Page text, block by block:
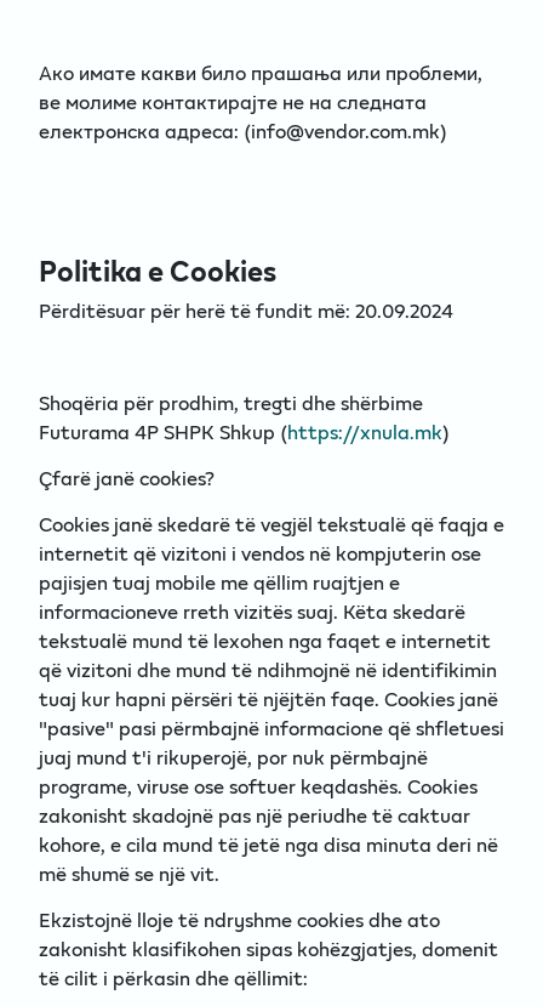
Ако имате какви било прашања или проблеми,
ве молиме контактирајте не на следната
електронска адреса: (info@vendor.com.mk)
Politika e Cookies
Përditësuar për herë të fundit më: 20.09.2024
Shoqëria për prodhim, tregti dhe shërbime
Futurama 4P SHPK Shkup (https://xnula.mk)
Çfarë janë cookies?
Cookies janë skedarë të vegjël tekstualë që faqja e
internetit që vizitoni i vendos në kompjuterin ose
pajisjen tuaj mobile me qëllim ruajtjen e
informacioneve rreth vizitës suaj. Këta skedarë
tekstualë mund të lexohen nga faqet e internetit
që vizitoni dhe mund të ndihmojnë në identifikimin
tuaj kur hapni përsëri të njëjtën faqe. Cookies janë
"pasive" pasi përmbajnë informacione që shfletuesi
juaj mund t'i rikuperojë, por nuk përmbajnë
programe, viruse ose softuer keqdashës. Cookies
zakonisht skadojnë pas një periudhe të caktuar
kohore, e cila mund të jetë nga disa minuta deri në
më shumë se një vit.
Ekzistojnë lloje të ndryshme cookies dhe ato
zakonisht klasifikohen sipas kohëzgjatjes, domenit
të cilit i përkasin dhe qëllimit: